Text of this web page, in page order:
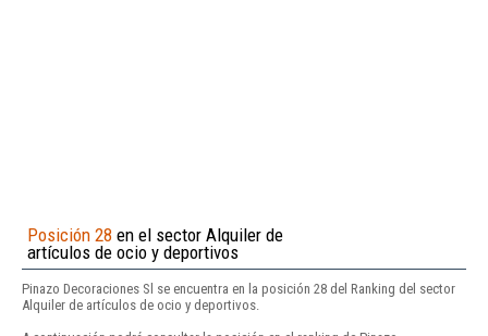
Posición 28 en el sector Alquiler de
artículos de ocio y deportivos
Pinazo Decoraciones Sl se encuentra en la posición 28 del Ranking del sector
Alquiler de artículos de ocio y deportivos.